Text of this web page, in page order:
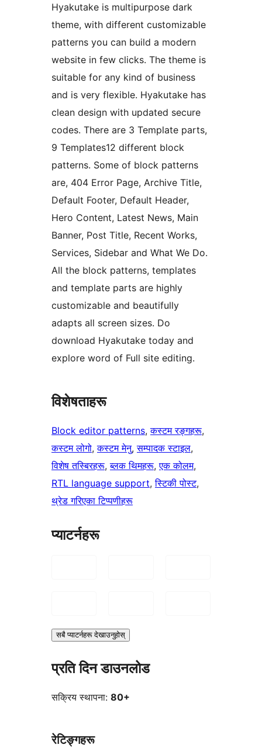
Hyakutake is multipurpose dark
theme, with different customizable
patterns you can build a modern
website in few clicks. The theme is
suitable for any kind of business
and is very flexible. Hyakutake has
clean design with updated secure
codes. There are 3 Template parts,
9 Templates12 different block
patterns. Some of block patterns
are, 404 Error Page, Archive Title,
Default Footer, Default Header,
Hero Content, Latest News, Main
Banner, Post Title, Recent Works,
Services, Sidebar and What We Do.
All the block patterns, templates
and template parts are highly
customizable and beautifully
adapts all screen sizes. Do
download Hyakutake today and
explore word of Full site editing.
विशेषताहरू
Block editor patterns, कस्टम रङ्गहरू
कस्टम लोगो, कस्टम मेनु, सम्पादक स्टाइल
विशेष तस्बिरहरू, ब्लक थिमहरू, एक कोलम
RTL language support, स्टिकी पोस्ट
थ्रेड गरिएका टिप्पणीहरू
प्याटर्नहरू
सबै प्याटर्नहरू देखाउनुहोस्
प्रति दिन डाउनलोड
सक्रिय स्थापना: 80+
रेटिङ्गहरू